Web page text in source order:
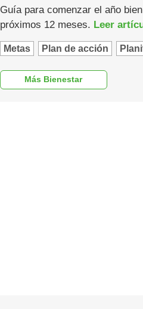
Guía para comenzar el año
próximos 12 meses. Leer
Metas Plan de acción
Más Bienestar